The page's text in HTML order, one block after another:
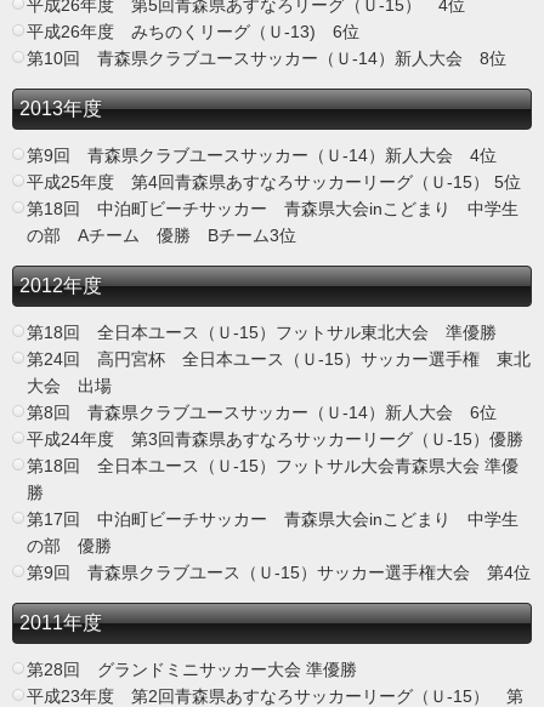
平成26年度 第5回青森県あすなろリーグ（Ｕ-15） 4位
平成26年度 みちのくリーグ（Ｕ-13) 6位
第10回 青森県クラブユースサッカー（Ｕ-14）新人大会 8位
2013年度
第9回 青森県クラブユースサッカー（Ｕ-14）新人大会 4位
平成25年度 第4回青森県あすなろサッカーリーグ（Ｕ-15） 5位
第18回 中泊町ビーチサッカー 青森県大会inこどまり 中学生
の部 Aチーム 優勝 Bチーム3位
2012年度
第18回 全日本ユース（Ｕ-15）フットサル東北大会 準優勝
第24回 高円宮杯 全日本ユース（Ｕ-15）サッカー選手権 東北
大会 出場
第8回 青森県クラブユースサッカー（Ｕ-14）新人大会 6位
平成24年度 第3回青森県あすなろサッカーリーグ（Ｕ-15）優勝
第18回 全日本ユース（Ｕ-15）フットサル大会青森県大会 準優
勝
第17回 中泊町ビーチサッカー 青森県大会inこどまり 中学生
の部 優勝
第9回 青森県クラブユース（Ｕ-15）サッカー選手権大会 第4位
2011年度
第28回 グランドミニサッカー大会 準優勝
平成23年度 第2回青森県あすなろサッカーリーグ（Ｕ-15） 第